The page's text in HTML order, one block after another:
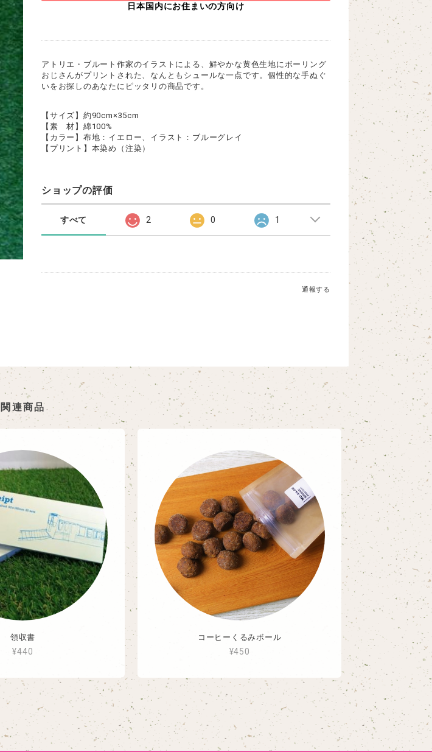
日本国内にお住まいの方向け
アトリエ・ブルート作家のイラストによる、鮮やかな黄色生地にボーリング
おじさんがプリントされた、なんともシュールな一点です。個性的な手ぬぐ
いをお探しのあなたにピッタリの商品です。
【サイズ】約90cm×35cm
【素 材】綿100%
【カラー】布地：イエロー、イラスト：ブルーグレイ
【プリント】本染め（注染）
ショップの評価
すべて 2 0 1
通報する
関連商品
領収書
¥440
コーヒーくるみボール
¥450